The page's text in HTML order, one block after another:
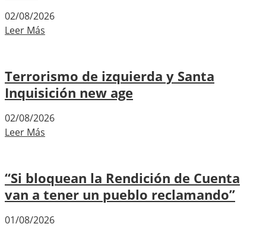
02/08/2026
Leer Más
Terrorismo de izquierda y Santa
Inquisición new age
02/08/2026
Leer Más
“Si bloquean la Rendición de Cuenta
van a tener un pueblo reclamando”
01/08/2026